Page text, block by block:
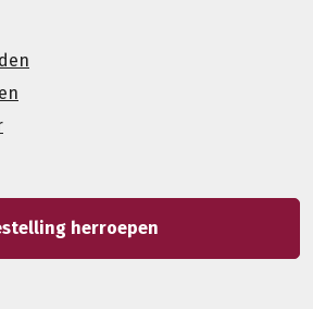
herroepen